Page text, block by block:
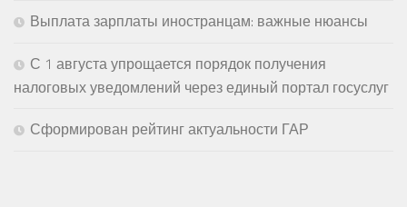
Выплата зарплаты иностранцам: важные нюансы
С 1 августа упрощается порядок получения
налоговых уведомлений через единый портал госуслуг
Сформирован рейтинг актуальности ГАР